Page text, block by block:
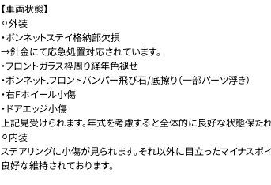
【車両状態】
⚪︎外装
・ボンネットステイ格納部欠損
→針金にて応急処置対応されています。
・フロントガラス枠周り経年色褪せ
・ボンネット.フロントバンパー飛び石/底擦り（一部パーツ浮き）
・右Fホイール小傷
・ドアエッジ小傷
上記見受けられます。年式を考慮すると全体的に良好な状態保たれ
⚪︎内装
ステアリングに小傷が見られます。それ以外に目立ったマイナスポ
良好な維持されております。